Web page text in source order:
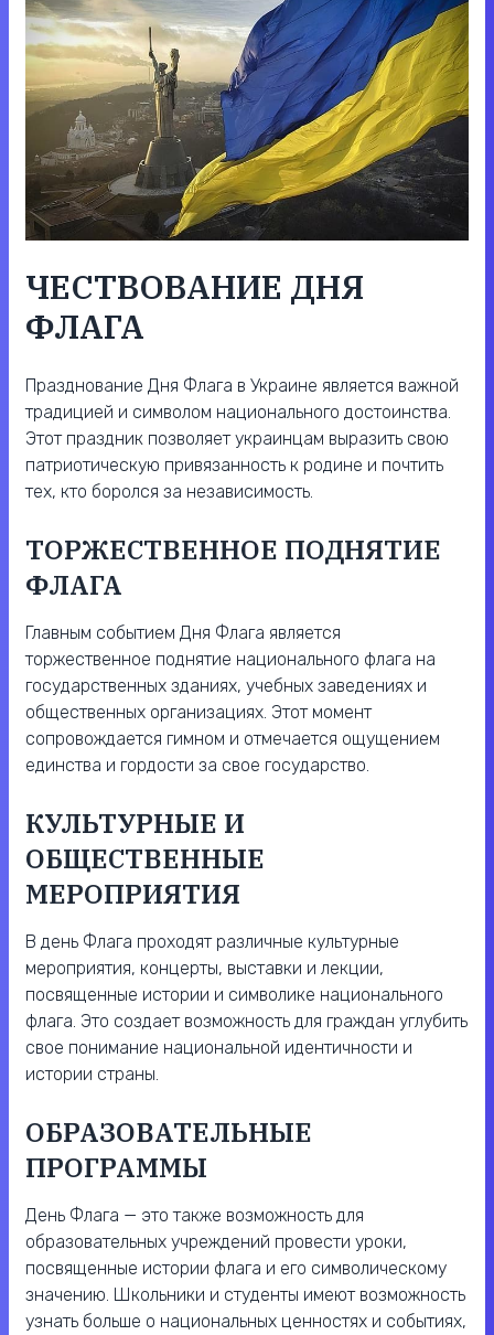
ЧЕСТВОВАНИЕ ДНЯ
ФЛАГА
Празднование Дня Флага в Украине является важной
традицией и символом национального достоинства.
Этот праздник позволяет украинцам выразить свою
патриотическую привязанность к родине и почтить
тех, кто боролся за независимость.
ТОРЖЕСТВЕННОЕ ПОДНЯТИЕ
ФЛАГА
Главным событием Дня Флага является
торжественное поднятие национального флага на
государственных зданиях, учебных заведениях и
общественных организациях. Этот момент
сопровождается гимном и отмечается ощущением
единства и гордости за свое государство.
КУЛЬТУРНЫЕ И
ОБЩЕСТВЕННЫЕ
МЕРОПРИЯТИЯ
В день Флага проходят различные культурные
мероприятия, концерты, выставки и лекции,
посвященные истории и символике национального
флага. Это создает возможность для граждан углубить
свое понимание национальной идентичности и
истории страны.
ОБРАЗОВАТЕЛЬНЫЕ
ПРОГРАММЫ
День Флага — это также возможность для
образовательных учреждений провести уроки,
посвященные истории флага и его символическому
значению. Школьники и студенты имеют возможность
узнать больше о национальных ценностях и событиях,